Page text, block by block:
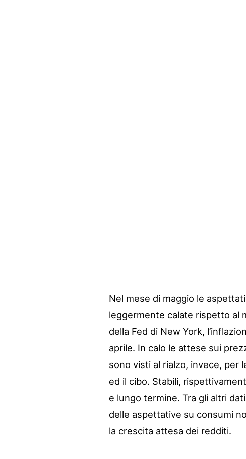
Nel mese di maggio le
leggermente calate rispetto al
della Fed di New York,
aprile. In calo le attese sui
sono visti al rialzo, invece, per
ed il cibo. Stabili,
e lungo termine. Tra gli altri
delle aspettative su consumi
la crescita attesa dei redditi.